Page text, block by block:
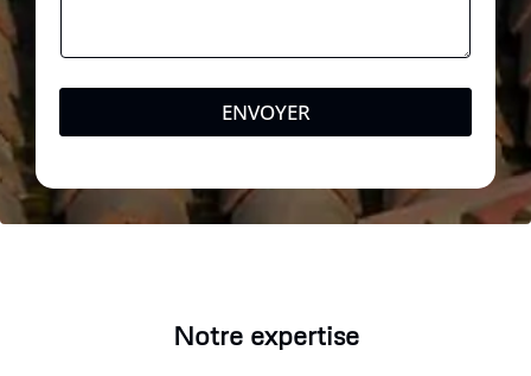
ENVOYER
Notre expertise